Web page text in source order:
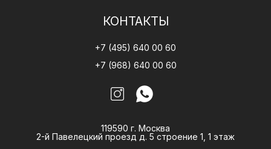
КОНТАКТЫ
+7 (495) 640 00 60
+7 (968) 640 00 60
119590 г. Москва
2-й Павелецкий проезд д. 5 строение 1, 1 этаж